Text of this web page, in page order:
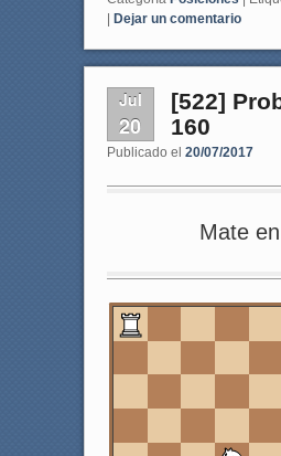
| Dejar un comentario
Jul
20
[522]
160
Publicado el 20/07/2017
Mate